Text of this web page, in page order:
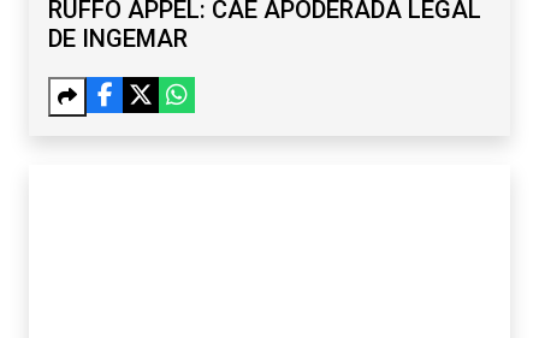
RUFFO APPEL: CAE APODERADA LEGAL
DE INGEMAR